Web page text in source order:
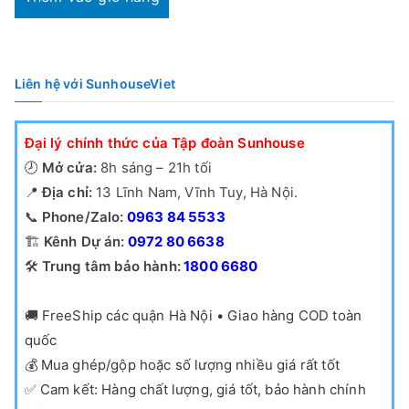
Liên hệ với SunhouseViet
Đại lý chính thức của Tập đoàn Sunhouse
🕗 Mở cửa:8h sáng – 21h tối
📍Địa chỉ: 13 Lĩnh Nam, Vĩnh Tuy, Hà Nội.
📞 Phone/Zalo: 0963 84 5533
🏗️ Kênh Dự án: 0972 80 6638
🛠️ Trung tâm bảo hành:1800 6680
🚚 FreeShip các quận Hà Nội • Giao hàng COD toàn
quốc
💰 Mua ghép/gộp hoặc số lượng nhiều giá rất tốt
✅ Cam kết: Hàng chất lượng, giá tốt, bảo hành chính